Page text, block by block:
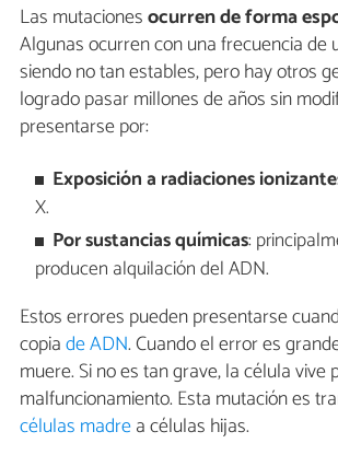
Las mutacionesocurren de forma
Algunas ocurren con una frecuencia de
siendo no tan estables, pero hay otros
logrado pasar millones de años sin
presentarse por:
Exposición a radiaciones
X.
Por sustancias químicas:
producen alquilación del ADN.
Estos errores pueden presentarse
copiade ADN. Cuando el error es
muere. Si no es tan grave, la célula vive
malfuncionamiento. Esta mutación es
células madrea células hijas.